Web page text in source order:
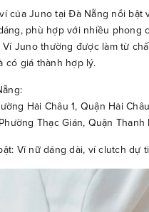
của Juno tại Đà Nẵng nổi bật
phù hợp với nhiều phong
Juno thường được làm từ
có giá thành hợp lý.
Hải Châu 1, Quận Hải
Phường Thạc Gián, Quận
Ví nữ dáng dài, ví clutch dự